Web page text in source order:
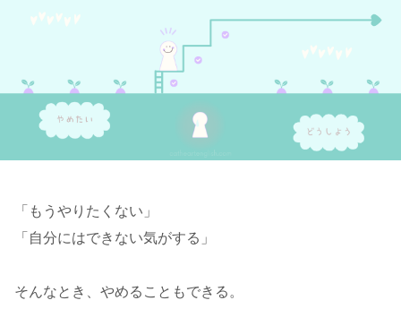
「もうやりたくない」
「自分にはできない気がする」
そんなとき、やめることもできる。